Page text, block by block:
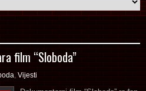
film “Sloboda”
Vijesti